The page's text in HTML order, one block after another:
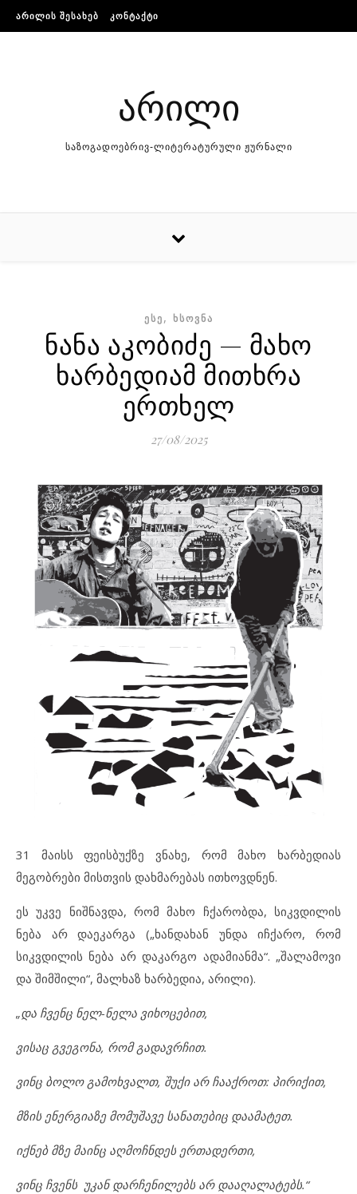
Skip to content
ᲐᲠᲘᲚᲘᲡ ᲨᲔᲡᲐᲮᲔᲑ ᲙᲝᲜᲢᲐᲥᲢᲘ
არილი
საზოგადოებრივ-ლიტერატურული ჟურნალი
ᲔᲡᲔ, ᲮᲡᲝᲕᲜᲐ
ნანა აკობიძე — მახო
ხარბედიამ მითხრა
ერთხელ
27/08/2025
31 მაისს ფეისბუქზე ვნახე, რომ მახო ხარბედიას
მეგობრები მისთვის დახმარებას ითხოვდნენ.
ეს უკვე ნიშნავდა, რომ მახო ჩქარობდა, სიკვდილის
ნება არ დაეკარგა („ხანდახან უნდა იჩქარო, რომ
სიკვდილის ნება არ დაკარგო ადამიანმა“. „შალამოვი
და შიმშილი“, მალხაზ ხარბედია, არილი).
„და ჩვენც ნელ-ნელა ვიხოცებით,
ვისაც გვეგონა, რომ გადავრჩით.
ვინც ბოლო გამოხვალთ, შუქი არ ჩააქროთ: პირიქით,
მზის ენერგიაზე მომუშავე სანათებიც დაამატეთ.
იქნებ მზე მაინც აღმოჩნდეს ერთადერთი,
ვინც ჩვენს უკან დარჩენილებს არ დააღალატებს.“